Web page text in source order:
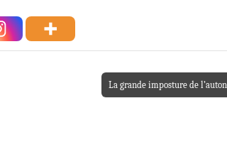
La grande imposture de